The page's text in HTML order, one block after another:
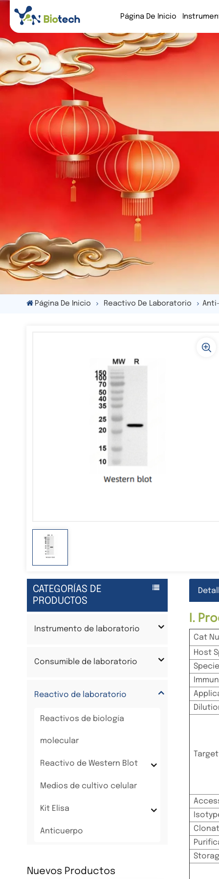
Página De Inicio
Página De Inicio Reactivo De Laboratorio
CATEGORÍAS DE
PRODUCTOS
Instrumento de laboratorio
Consumible de laboratorio
Reactivo de laboratorio
Reactivos de biología
molecular
Reactivo de Western Blot
Medios de cultivo celular
Kit Elisa
Anticuerpo
Nuevos Productos
I.
Cat
Host
Target